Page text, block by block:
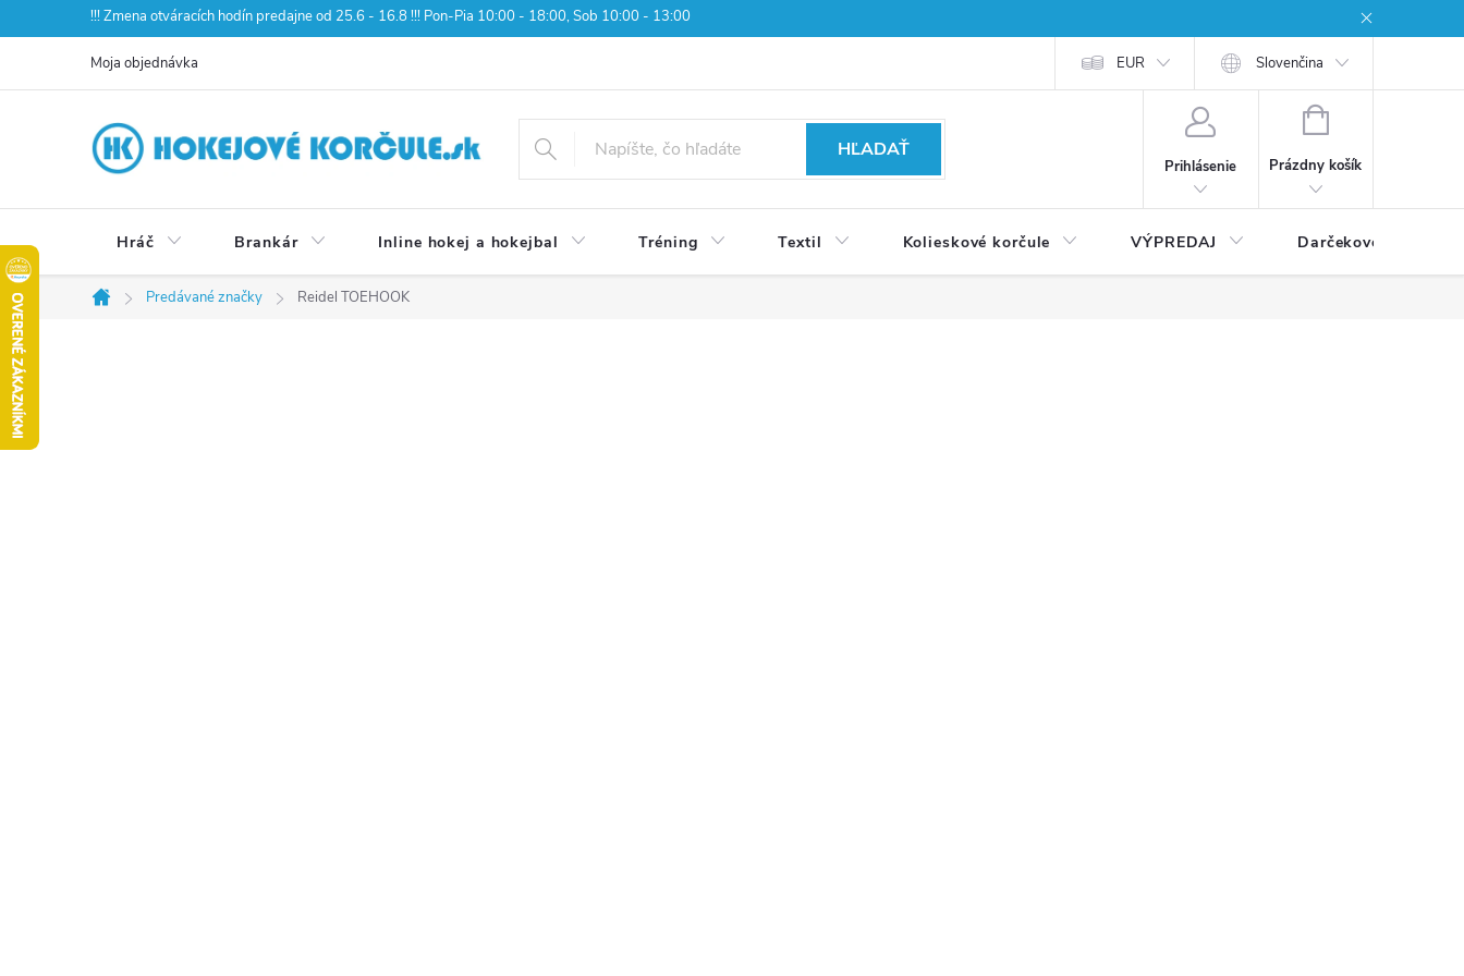
na
!!! Zmena otváracích hodín predajne od 25.6 - 16.8 !!! Pon-Pia 10:00 - 18:00, Sob 10:00 - 13:00
Moja objednávka EUR Slovenčina
HĽADAŤ
Prihlásenie
NÁKUPNÝ
Prázdny košík
Hráč Brankár Inline hokej a hokejbal Tréning Textil Kolieskové korčule VÝPREDAJ Darčekové poukážky
Domov
Predávané značky Reidel TOEHOOK